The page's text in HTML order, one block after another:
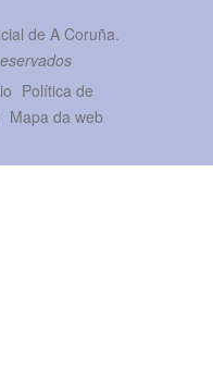
de A Coruña.
Política de
Mapa da web